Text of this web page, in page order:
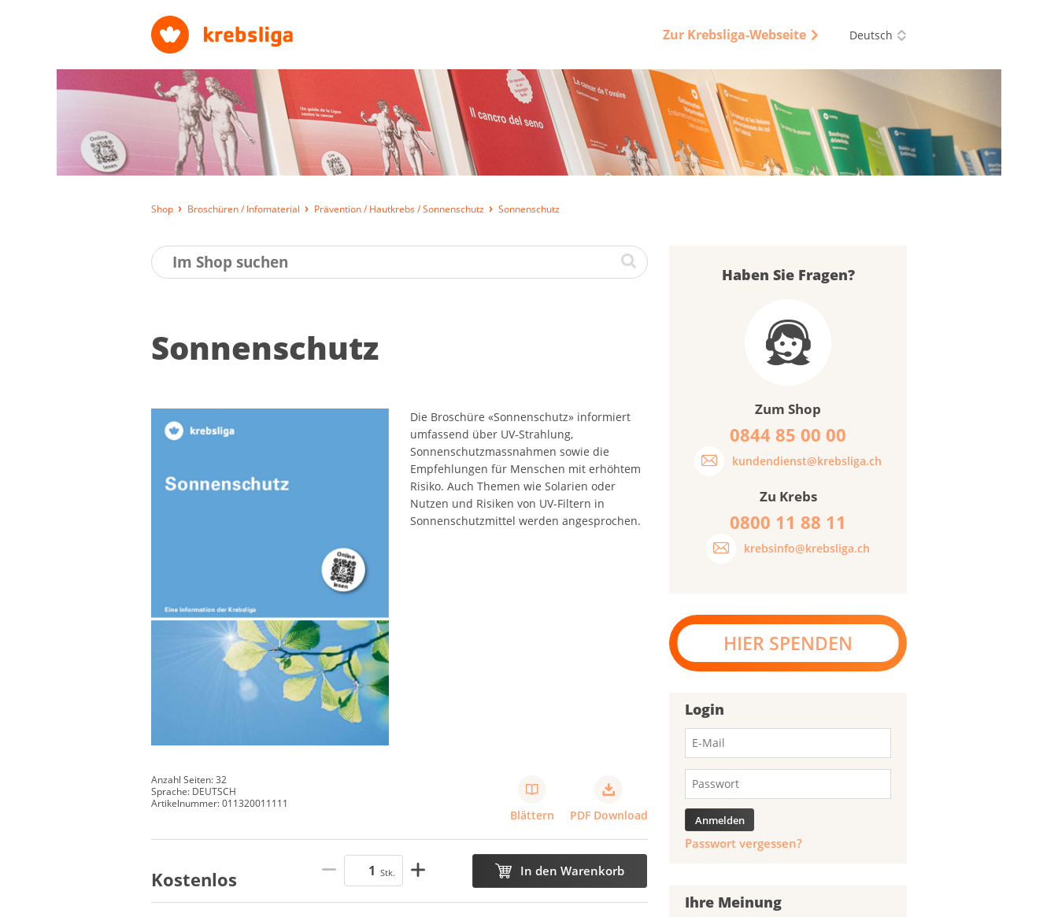
Zur Krebsliga-Webseite Deutsch
Shop Broschüren / Infomaterial Prävention / Hautkrebs / Sonnenschutz Sonnenschutz
Son­nen­schutz
Die Broschüre «Sonnenschutz» informiert
umfassend über UV-Strahlung,
Sonnenschutzmassnahmen sowie die
Empfehlungen für Menschen mit erhöhtem
Risiko. Auch Themen wie Solarien oder
Nutzen und Risiken von UV-Filtern in
Sonnenschutzmittel werden angesprochen.
Anzahl Seiten: 32
Sprache: DEUTSCH
Artikelnummer: 011320011111
Blättern PDF Download
Kostenlos Stk. In den Warenkorb
Haben Sie Fragen?
Zum Shop
0844 85 00 00
kundendienst@krebsliga.ch
Zu Krebs
0800 11 88 11
krebsinfo@krebsliga.ch
HIER SPENDEN
Login
Passwort vergessen?
Ihre Meinung